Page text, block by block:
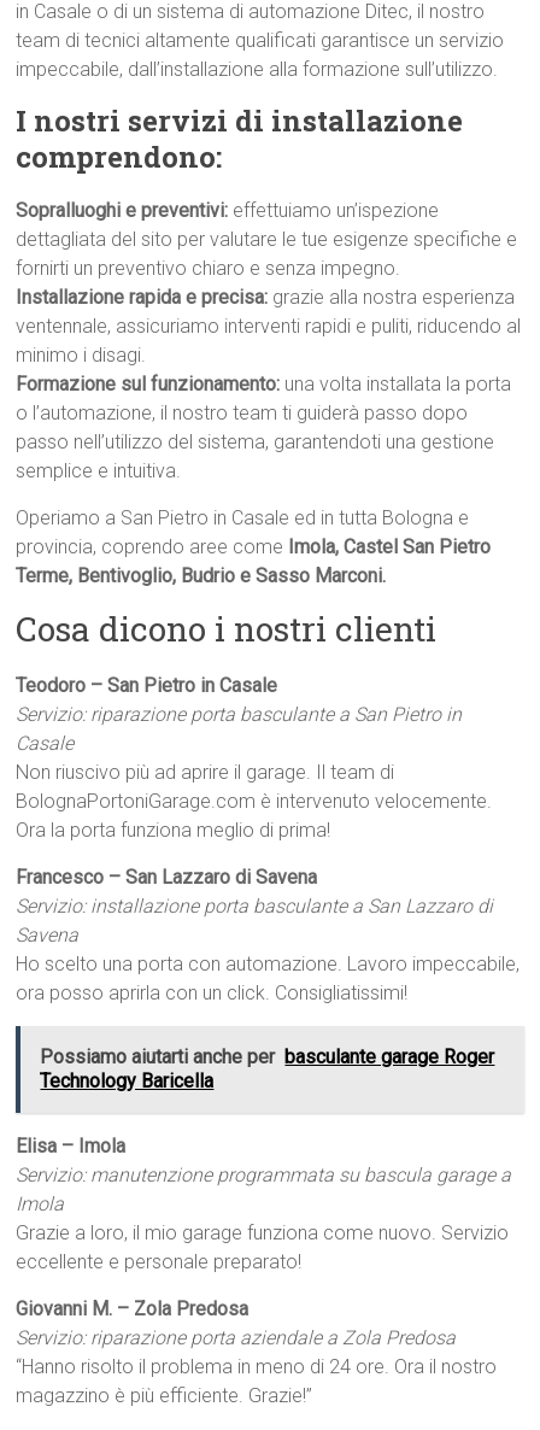
in Casale o di un sistema di automazione Ditec, il nostro
team di tecnici altamente qualificati garantisce un servizio
impeccabile, dall’installazione alla formazione sull’utilizzo.
I nostri servizi di installazione
comprendono:
Sopralluoghi e preventivi: effettuiamo un’ispezione
dettagliata del sito per valutare le tue esigenze specifiche e
fornirti un preventivo chiaro e senza impegno.
Installazione rapida e precisa: grazie alla nostra esperienza
ventennale, assicuriamo interventi rapidi e puliti, riducendo al
minimo i disagi.
Formazione sul funzionamento: una volta installata la porta
o l’automazione, il nostro team ti guiderà passo dopo
passo nell’utilizzo del sistema, garantendoti una gestione
semplice e intuitiva.
Operiamo a San Pietro in Casale ed in tutta Bologna e
provincia, coprendo aree come Imola, Castel San Pietro
Terme, Bentivoglio, Budrio e Sasso Marconi.
Cosa dicono i nostri clienti
Teodoro – San Pietro in Casale
Servizio: riparazione porta basculante a San Pietro in
Casale
Non riuscivo più ad aprire il garage. Il team di
BolognaPortoniGarage.com è intervenuto velocemente.
Ora la porta funziona meglio di prima!
Francesco – San Lazzaro di Savena
Servizio: installazione porta basculante a San Lazzaro di
Savena
Ho scelto una porta con automazione. Lavoro impeccabile,
ora posso aprirla con un click. Consigliatissimi!
Possiamo aiutarti anche per basculante garage Roger
Technology Baricella
Elisa – Imola
Servizio: manutenzione programmata su bascula garage a
Imola
Grazie a loro, il mio garage funziona come nuovo. Servizio
eccellente e personale preparato!
Giovanni M. – Zola Predosa
Servizio: riparazione porta aziendale a Zola Predosa
“Hanno risolto il problema in meno di 24 ore. Ora il nostro
magazzino è più efficiente. Grazie!”